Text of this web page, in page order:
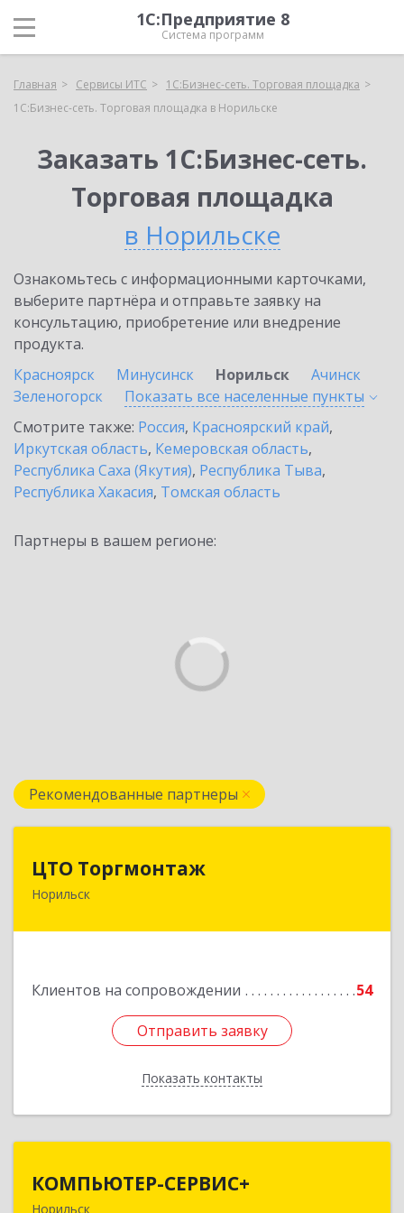
1С:Предприятие 8
Система программ
Главная Сервисы ИТС
1С:Бизнес-сеть. Торговая площадка
1С:Бизнес-сеть. Торговая площадка в Норильске
Заказать 1С:Бизнес-сеть.
Торговая площадка
в Норильске
Ознакомьтесь с информационными карточками,
выберите партнёра и отправьте заявку на
консультацию, приобретение или внедрение
продукта.
Красноярск
Минусинск Норильск
Ачинск
Зеленогорск
Показать все населенные пункты
Смотрите также: Россия, Красноярский край,
Иркутская область, Кемеровская область,
Республика Саха (Якутия), Республика Тыва,
Республика Хакасия, Томская область
Партнеры в вашем регионе:
Рекомендованные партнеры
ЦТО Торгмонтаж
Норильск
Клиентов на сопровождении 54
Отправить заявку
Показать контакты
663305, Красноярский край, Норильск г,
Отправить заявку
Назад
КОМПЬЮТЕР-СЕРВИС+
Норильск